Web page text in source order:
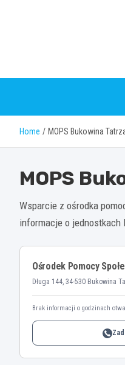
Home MOPS Bukowina
MOPS
Wsparcie z ośrodka
informacje o jednostkach
Ośrodek Pomocy
Długa 144, 34-530 Bukowina
Brak informacji o godzinach